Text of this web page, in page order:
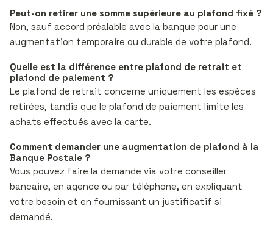
Peut-on retirer une somme supérieure au plafond fixé ?
Non, sauf accord préalable avec la banque pour une
augmentation temporaire ou durable de votre plafond.
Quelle est la différence entre plafond de retrait et
plafond de paiement ?
Le plafond de retrait concerne uniquement les espèces
retirées, tandis que le plafond de paiement limite les
achats effectués avec la carte.
Comment demander une augmentation de plafond à la
Banque Postale ?
Vous pouvez faire la demande via votre conseiller
bancaire, en agence ou par téléphone, en expliquant
votre besoin et en fournissant un justificatif si
demandé.